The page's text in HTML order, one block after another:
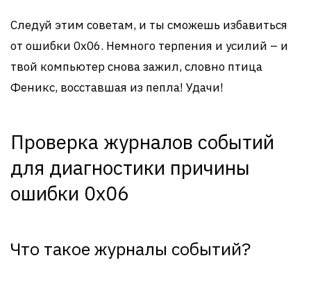
Следуй этим советам, и ты сможешь избавиться
от ошибки 0x06. Немного терпения и усилий – и
твой компьютер снова зажил, словно птица
Феникс, восставшая из пепла! Удачи!
Проверка журналов событий
для диагностики причины
ошибки 0x06
Что такое журналы событий?